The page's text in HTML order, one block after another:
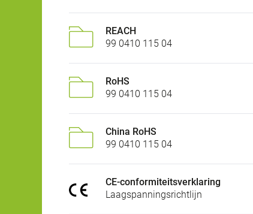
REACH
99 0410 115 04
RoHS
99 0410 115 04
China RoHS
99 0410 115 04
CE-conformiteitsverklaring
Laagspanningsrichtlijn